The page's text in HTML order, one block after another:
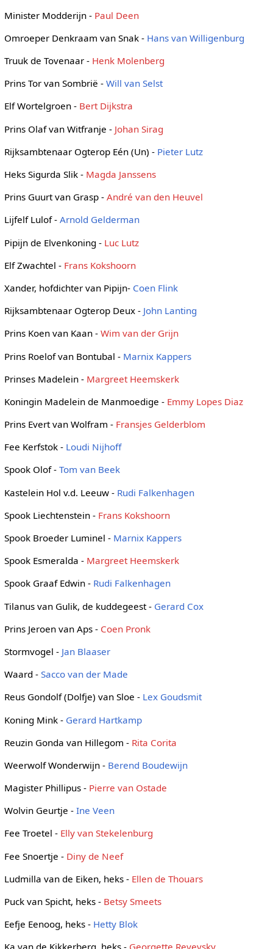
Minister Modderijn - Paul Deen
Omroeper Denkraam van Snak - Hans van Willigenburg
Truuk de Tovenaar - Henk Molenberg
Prins Tor van Sombrië - Will van Selst
Elf Wortelgroen - Bert Dijkstra
Prins Olaf van Witfranje - Johan Sirag
Rijksambtenaar Ogterop Eén (Un) - Pieter Lutz
Heks Sigurda Slik - Magda Janssens
Prins Guurt van Grasp - André van den Heuvel
Lijfelf Lulof - Arnold Gelderman
Pipijn de Elvenkoning - Luc Lutz
Elf Zwachtel - Frans Kokshoorn
Xander, hofdichter van Pipijn- Coen Flink
Rijksambtenaar Ogterop Deux - John Lanting
Prins Koen van Kaan - Wim van der Grijn
Prins Roelof van Bontubal - Marnix Kappers
Prinses Madelein - Margreet Heemskerk
Koningin Madelein de Manmoedige - Emmy Lopes Diaz
Prins Evert van Wolfram - Fransjes Gelderblom
Fee Kerfstok - Loudi Nijhoff
Spook Olof - Tom van Beek
Kastelein Hol v.d. Leeuw - Rudi Falkenhagen
Spook Liechtenstein - Frans Kokshoorn
Spook Broeder Luminel - Marnix Kappers
Spook Esmeralda - Margreet Heemskerk
Spook Graaf Edwin - Rudi Falkenhagen
Tilanus van Gulik, de kuddegeest - Gerard Cox
Prins Jeroen van Aps - Coen Pronk
Stormvogel - Jan Blaaser
Waard - Sacco van der Made
Reus Gondolf (Dolfje) van Sloe - Lex Goudsmit
Koning Mink - Gerard Hartkamp
Reuzin Gonda van Hillegom - Rita Corita
Weerwolf Wonderwijn - Berend Boudewijn
Magister Phillipus - Pierre van Ostade
Wolvin Geurtje - Ine Veen
Fee Troetel - Elly van Stekelenburg
Fee Snoertje - Diny de Neef
Ludmilla van de Eiken, heks - Ellen de Thouars
Puck van Spicht, heks - Betsy Smeets
Eefje Eenoog, heks - Hetty Blok